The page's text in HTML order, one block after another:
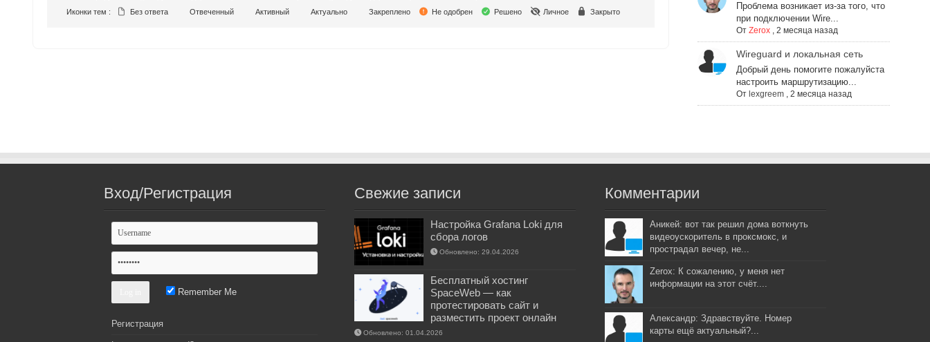
Иконки тем :
Без ответа Отвеченный Активный Актуально Закреплено Не одобрен Решено Личное Закрыто
Проблема возникает из-за того, что
при подключении Wire...
От Zerox, 2 месяца назад
Wireguard и локальная сеть
Добрый день помогите пожалуйста
настроить маршрутизацию...
От lexgreem, 2 месяца назад
Вход/Регистрация
Remember Me
Регистрация
Свежие записи
Настройка Grafana Loki для
сбора логов
Обновлено: 29.04.2026
Бесплатный хостинг
SpaceWeb — как
протестировать сайт и
разместить проект онлайн
Обновлено: 01.04.2026
Комментарии
Аникей: вот так решил дома воткнуть
видеоускоритель в проксмокс, и
прострадал вечер, не...
Zerox: К сожалению, у меня нет
информации на этот счёт....
Александр: Здравствуйте. Номер
карты ещё актуальный?...